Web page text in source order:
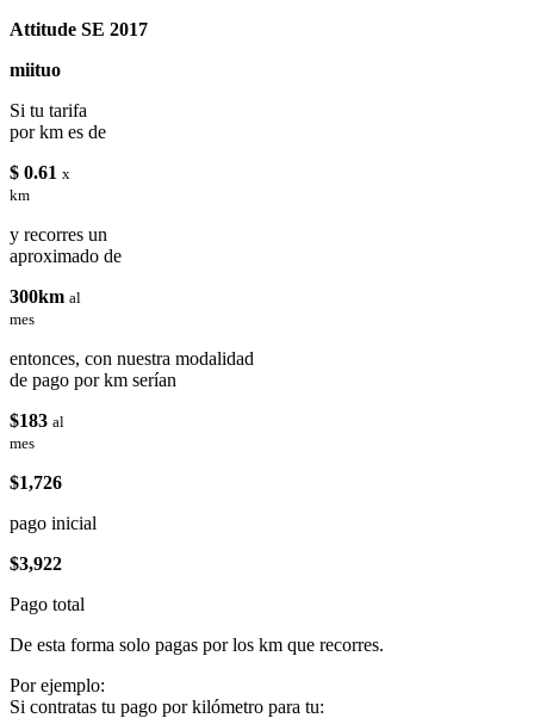
Attitude SE 2017
miituo
Si tu tarifa
por km es de
$ 0.61 x
km
y recorres un
aproximado de
300km al
mes
entonces, con nuestra modalidad
de pago por km serían
$183 al
mes
$1,726
pago inicial
$3,922
Pago total
De esta forma solo pagas por los km que recorres.
Por ejemplo:
Si contratas tu pago por kilómetro para tu: